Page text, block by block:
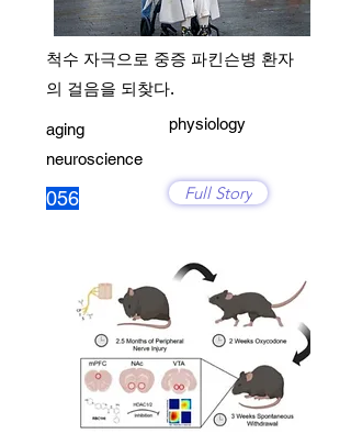
척수 자극으로 중증 파킨슨병 환자
의 걸음을 되찾다.
aging
neuroscience
056
physiology
Full Story